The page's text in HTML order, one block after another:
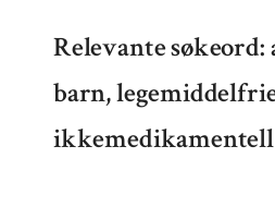
Relevante søkeord:
barn,